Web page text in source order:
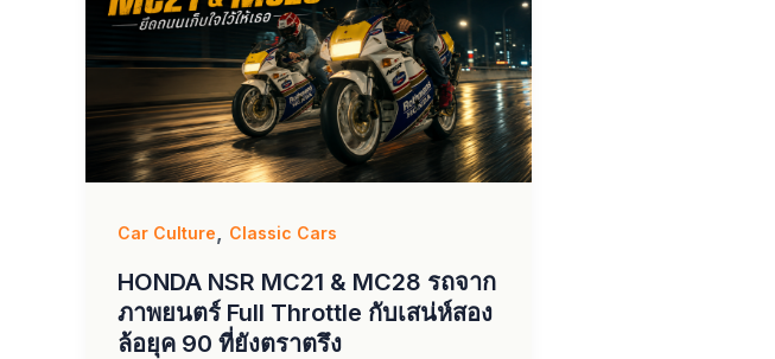
Car Culture Classic Cars
HONDA NSR MC21 & MC28 รถจาก
ภาพยนตร์ Full Throttle กับเสน่ห์สอง
ล้อยุค 90 ที่ยังตราตรึง